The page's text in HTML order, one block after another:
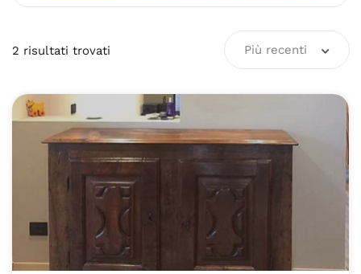
2 risultati trovati Più recenti